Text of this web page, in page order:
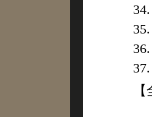
34.
35.
36.
37.